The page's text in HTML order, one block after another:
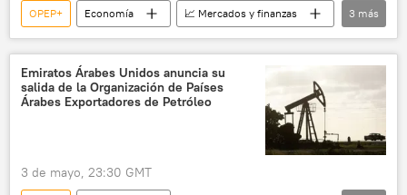
OPEP+ Economía
📈 Mercados y finanzas
crudo
petróleo Rusia
3 más
Emiratos Árabes Unidos anuncia su
salida de la Organización de Países
Árabes Exportadores de Petróleo
3 de mayo, 23:30 GMT